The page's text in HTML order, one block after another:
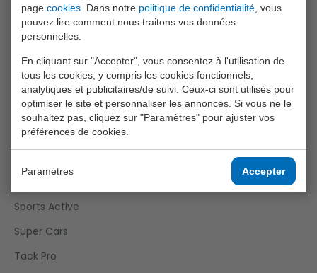
page cookies . Dans notre politique de confidentialité , vous
pouvez lire comment nous traitons vos données
personnelles.
En cliquant sur "Accepter", vous consentez à l'utilisation de
tous les cookies, y compris les cookies fonctionnels,
analytiques et publicitaires/de suivi. Ceux-ci sont utilisés pour
optimiser le site et personnaliser les annonces. Si vous ne le
souhaitez pas, cliquez sur "Paramètres" pour ajuster vos
préférences de cookies.
Paramètres Accepter
Games
Girls
Happy World
Home And Kitchen
Joueco
Outdoor Fun
Sports Active
Super Cars
Tack Pro